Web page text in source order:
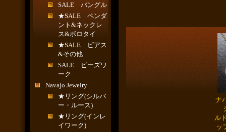
SALE バングル
★SALE ペンダ
ント&ネックレ
ス&ボロタイ
★SALE ピアス
&その他
SALE ビーズワ
ーク
Navajo Jewelry
★リング(シルバ
ー・ルース)
★リング(インレ
イワーク)
ナ
ル
ッ